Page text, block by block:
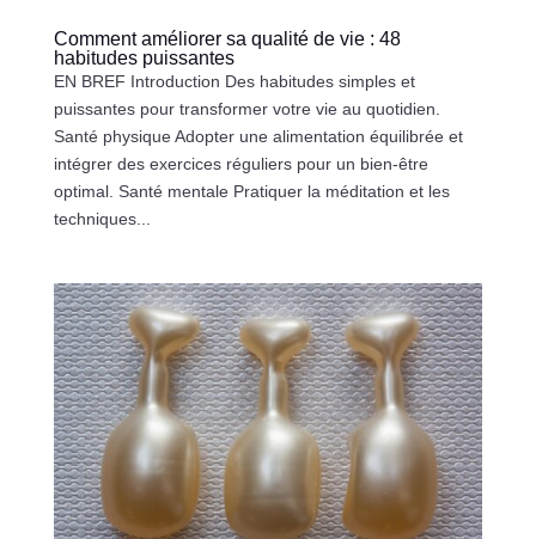
Comment améliorer sa qualité de vie : 48
habitudes puissantes
EN BREF Introduction Des habitudes simples et
puissantes pour transformer votre vie au quotidien.
Santé physique Adopter une alimentation équilibrée et
intégrer des exercices réguliers pour un bien-être
optimal. Santé mentale Pratiquer la méditation et les
techniques...